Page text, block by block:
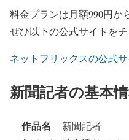
料金プランは月額990円か
ぜひ以下の公式サイトを
ネットフリックスの公式
新聞記者の基本
作品名 新聞記者